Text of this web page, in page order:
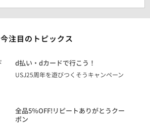
今注目のトピックス
d払い・dカードで行こう！
USJ25周年を遊びつくそうキャンペーン
全品5％OFF!リピートありがとうクー
ポン